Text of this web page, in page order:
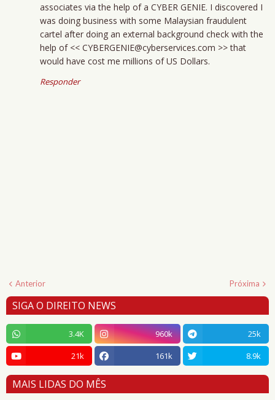
associates via the help of a CYBER GENIE. I discovered I
was doing business with some Malaysian fraudulent
cartel after doing an external background check with the
help of << CYBERGENIE@cyberservices.com >> that
would have cost me millions of US Dollars.
Responder
Anterior Próxima
SIGA O DIREITO NEWS
3.4K 960k
25k
21k
161k 8.9k
MAIS LIDAS DO MÊS